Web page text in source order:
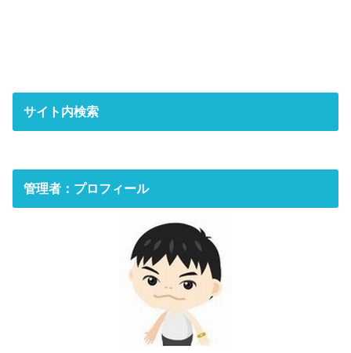
サイト内検索
管理者：プロフィール